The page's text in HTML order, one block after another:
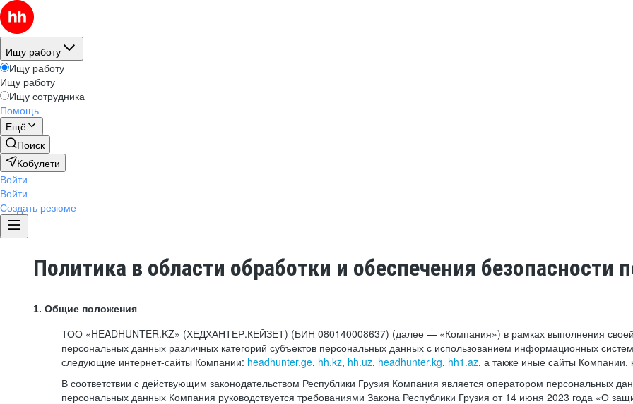
Ищу работу
Ищу работу
Ищу работу
Ищу сотрудника
Помощь
Ещё
Поиск
Кобулети
Войти
Войти
Создать резюме
Политика в области обработки и обеспечения
1. Общие положения
ТОО «HEADHUNTER.KZ» (ХЕДХАНТЕР.КЕЙЗЕТ) (БИН 080140008637) (далее — «Компания») в рамках выполнения своей
персональных данных различных категорий субъектов персональных данных с использованием информационных
следующие интернет-сайты Компании: headhunter.ge, hh.kz, hh.uz, headhunter.kg, hh1.az, а также иные сайты
В соответствии с действующим законодательством Республики Грузия Компания является оператором персональных
персональных данных Компания руководствуется требованиями Закона Республики Грузия от 14 июня 2023 года «О